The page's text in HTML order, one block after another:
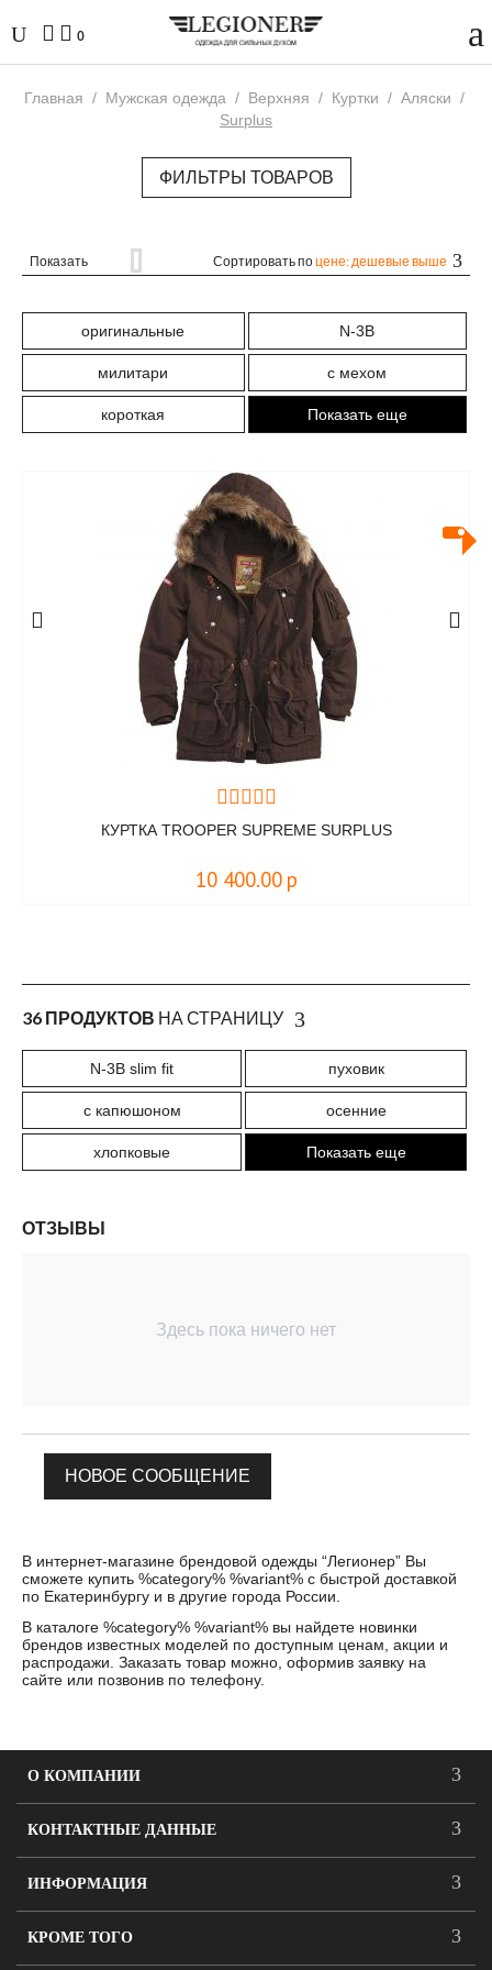
0
Главная / Мужская одежда / Верхняя / Куртки / Аляски /
Surplus
ФИЛЬТРЫ ТОВАРОВ
Показать Сортировать поцене: дешевые выше
оригинальные N-3B
милитари с мехом
короткая Показать еще
КУРТКА TROOPER SUPREME SURPLUS
10 400.00 р
36 ПРОДУКТОВ НА СТРАНИЦУ
N-3B slim fit пуховик
с капюшоном осенние
хлопковые Показать еще
ОТЗЫВЫ
Здесь пока ничего нет
НОВОЕ СООБЩЕНИЕ
В интернет-магазине брендовой одежды “Легионер” Вы
сможете купить %category% %variant% с быстрой доставкой
по Екатеринбургу и в другие города России.
В каталоге %category% %variant% вы найдете новинки
брендов известных моделей по доступным ценам, акции и
распродажи. Заказать товар можно, оформив заявку на
сайте или позвонив по телефону.
О КОМПАНИИ
КОНТАКТНЫЕ ДАННЫЕ
ИНФОРМАЦИЯ
КРОМЕ ТОГО